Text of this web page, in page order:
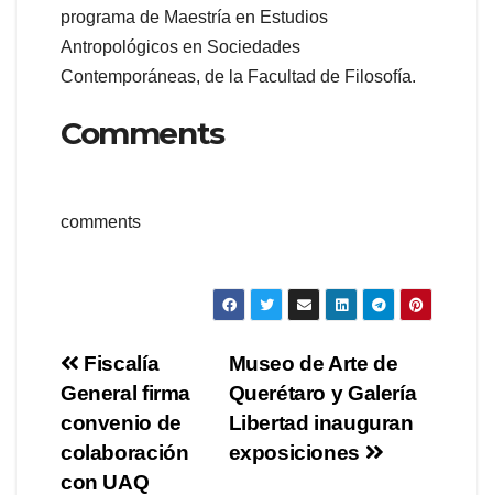
programa de Maestría en Estudios
Antropológicos en Sociedades
Contemporáneas, de la Facultad de Filosofía.
Comments
comments
Navegación
de
entradas
Museo de Arte de
Querétaro y Galería
Libertad inauguran
exposiciones
Fiscalía
General firma
convenio de
colaboración
con UAQ